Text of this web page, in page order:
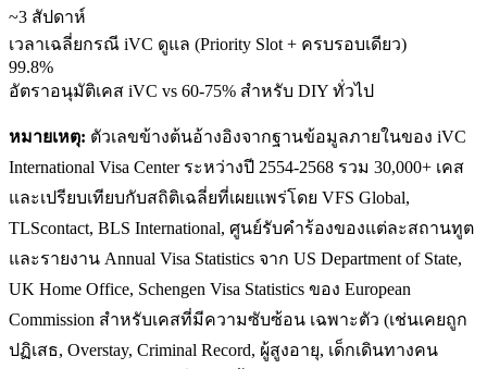
~3 สัปดาห์
เวลาเฉลี่ยกรณี iVC ดูแล (Priority Slot + ครบรอบเดียว)
99.8%
อัตราอนุมัติเคส iVC vs 60-75% สำหรับ DIY ทั่วไป
หมายเหตุ: ตัวเลขข้างต้นอ้างอิงจากฐานข้อมูลภายในของ iVC
International Visa Center ระหว่างปี 2554-2568 รวม 30,000+ เคส
และเปรียบเทียบกับสถิติเฉลี่ยที่เผยแพร่โดย VFS Global,
TLScontact, BLS International, ศูนย์รับคำร้องของแต่ละสถานทูต
และรายงาน Annual Visa Statistics จาก US Department of State,
UK Home Office, Schengen Visa Statistics ของ European
Commission สำหรับเคสที่มีความซับซ้อน เฉพาะตัว (เช่นเคยถูก
ปฏิเสธ, Overstay, Criminal Record, ผู้สูงอายุ, เด็กเดินทางคน